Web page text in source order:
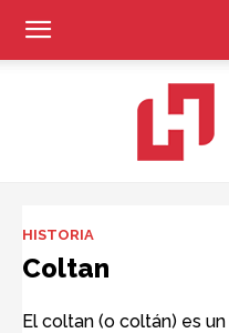
HISTORIA
Coltan
El coltan (o coltán) es